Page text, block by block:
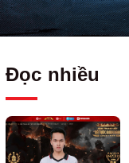
Đọc nhiều